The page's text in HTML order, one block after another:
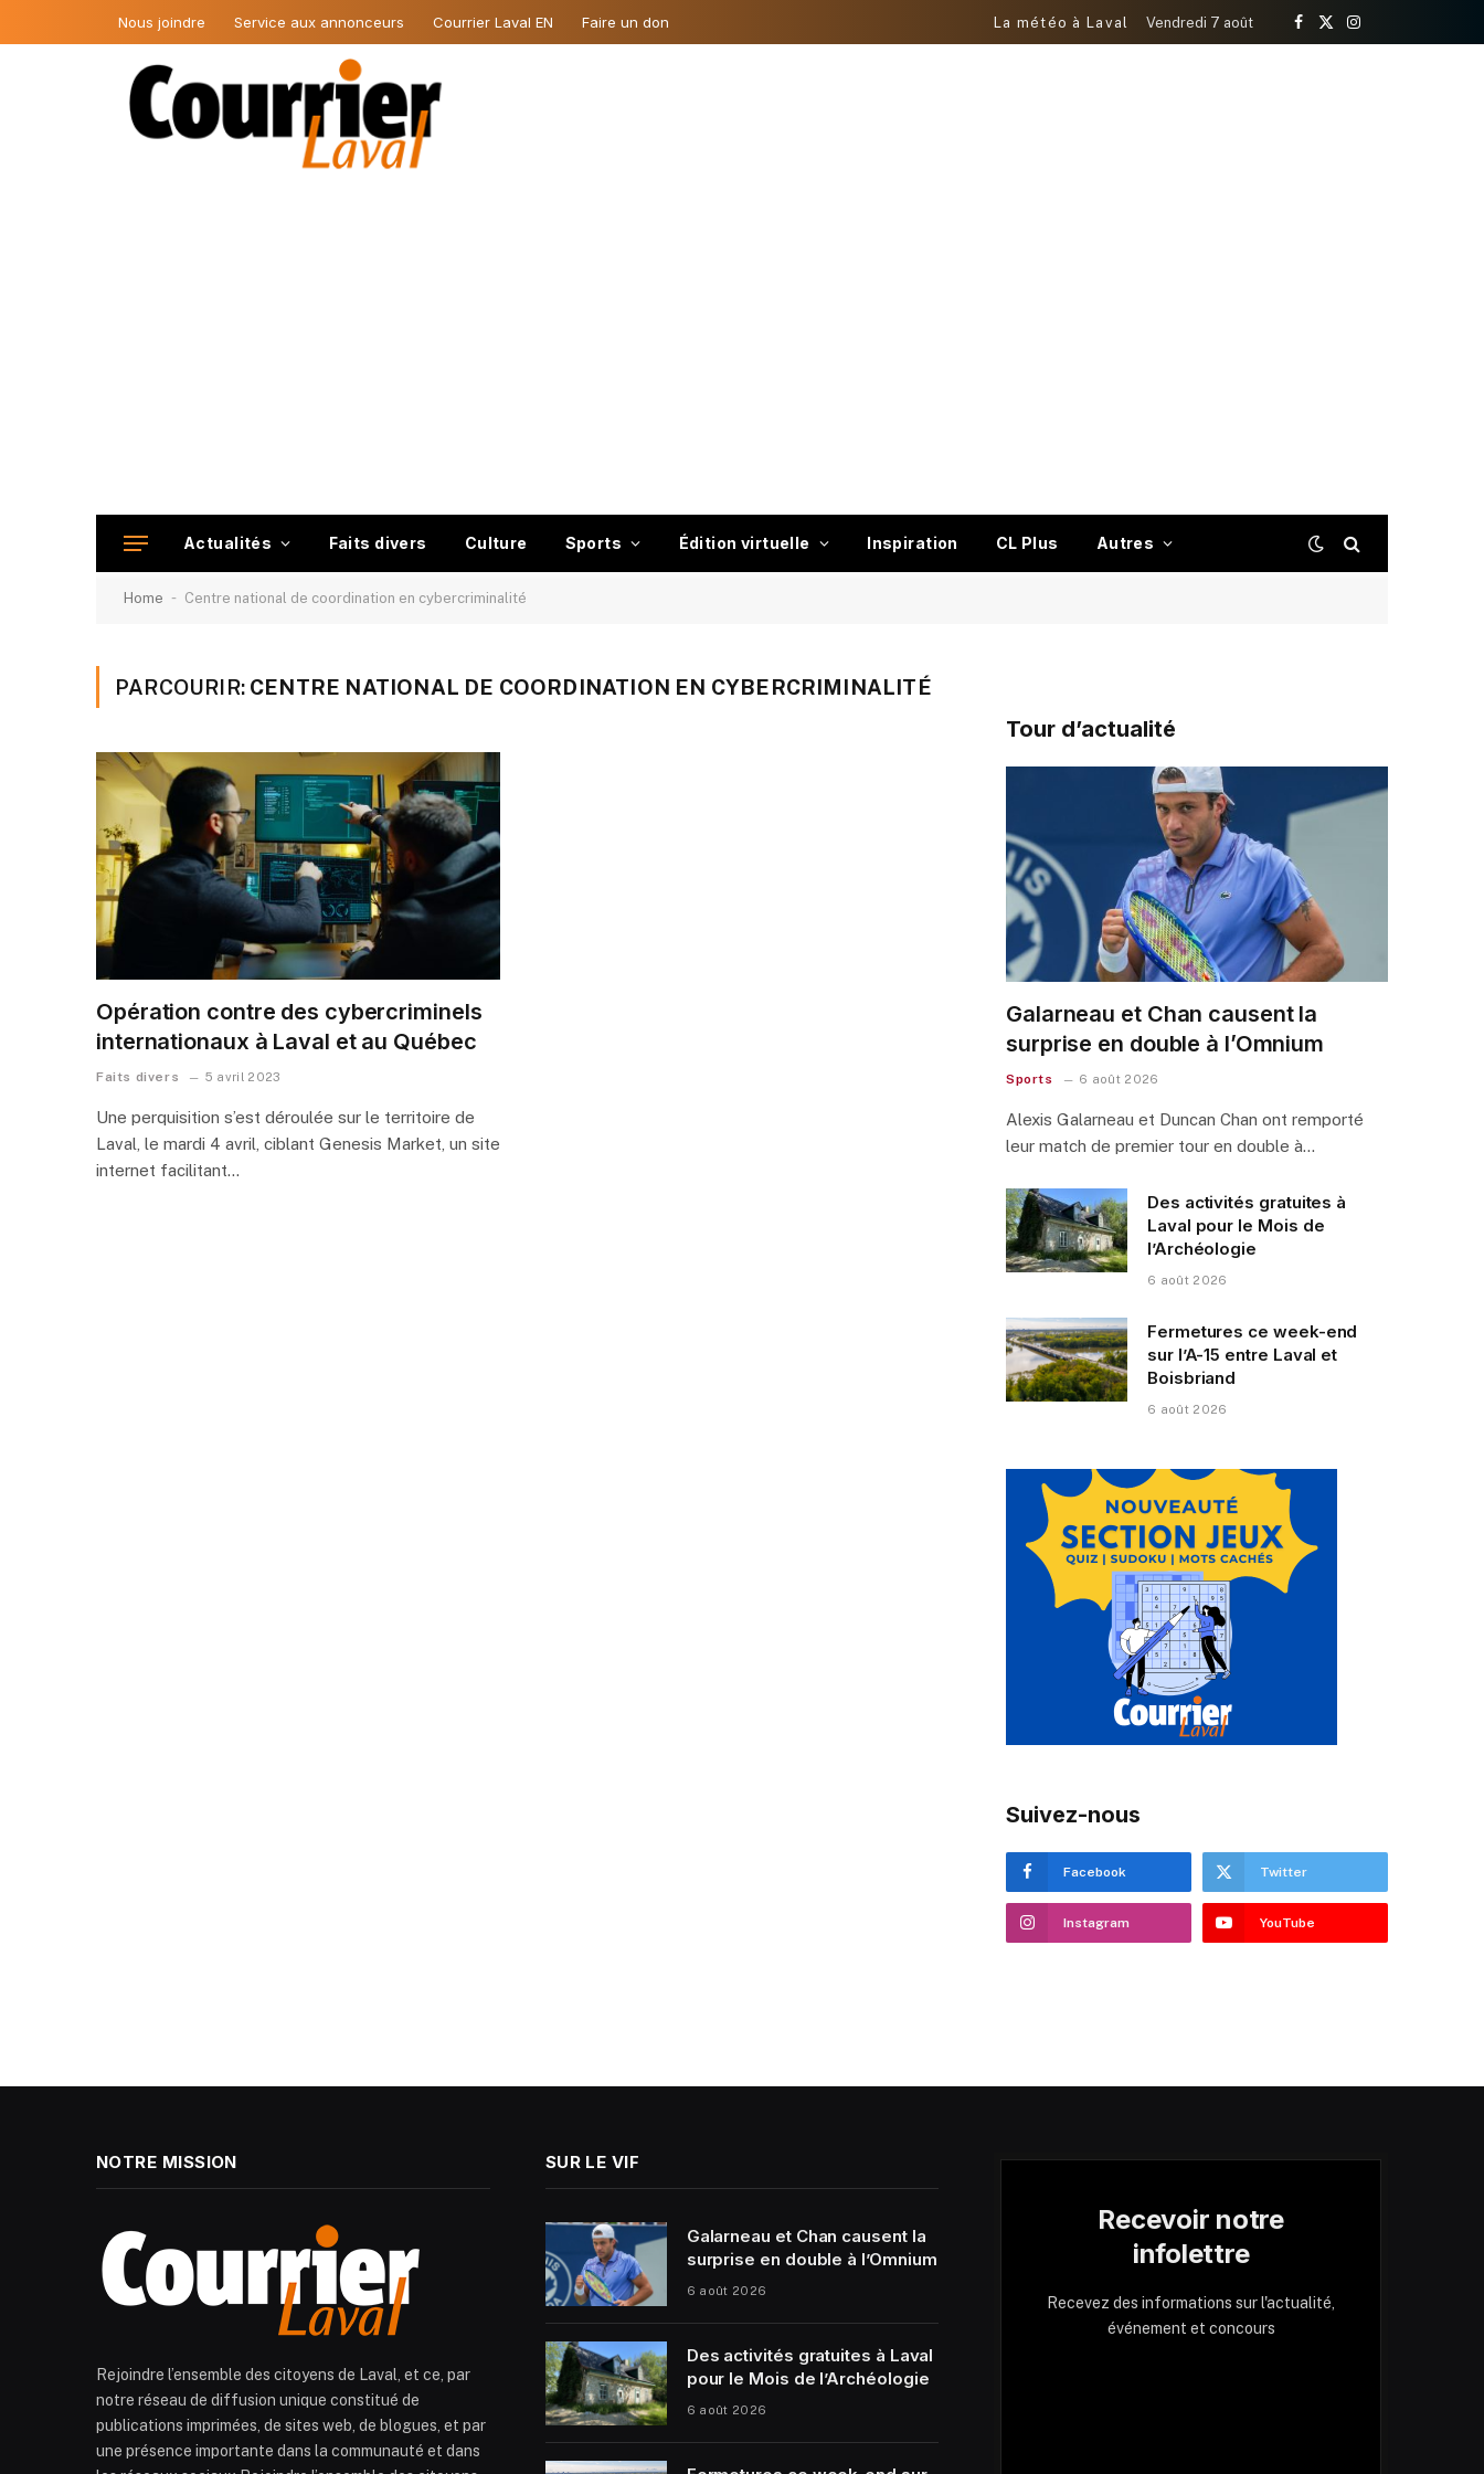
Nous joindre Service aux annonceurs Courrier Laval EN Faire un don La météo à Laval Vendredi 7 août
Facebook
X
Instagram
Actualités Faits divers Culture Sports Édition virtuelle Inspiration CL Plus Autres
Home - Centre national de coordination en cybercriminalité
PARCOURIR: CENTRE NATIONAL DE COORDINATION EN CYBERCRIMINALITÉ
Opération contre des cybercriminels
internationaux à Laval et au Québec
Faits divers 5 avril 2023
Une perquisition s’est déroulée sur le territoire de
Laval, le mardi 4 avril, ciblant Genesis Market, un site
internet facilitant…
Tour d’actualité
Galarneau et Chan causent la
surprise en double à l’Omnium
Sports 6 août 2026
Alexis Galarneau et Duncan Chan ont remporté
leur match de premier tour en double à…
Des activités gratuites à
Laval pour le Mois de
l’Archéologie
6 août 2026
Fermetures ce week-end
sur l’A-15 entre Laval et
Boisbriand
6 août 2026
Suivez-nous
Facebook Twitter
Instagram YouTube
NOTRE MISSION
Rejoindre l’ensemble des citoyens de Laval, et ce, par
notre réseau de diffusion unique constitué de
publications imprimées, de sites web, de blogues, et par
une présence importante dans la communauté et dans
SUR LE VIF
Galarneau et Chan causent la
surprise en double à l’Omnium
6 août 2026
Des activités gratuites à Laval
pour le Mois de l’Archéologie
6 août 2026
Recevoir notre
infolettre
Recevez des informations sur l'actualité,
événement et concours